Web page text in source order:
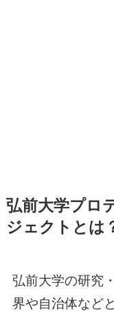
弘前大学プロ
ジェクトとは
弘前大学の研究
界や自治体など